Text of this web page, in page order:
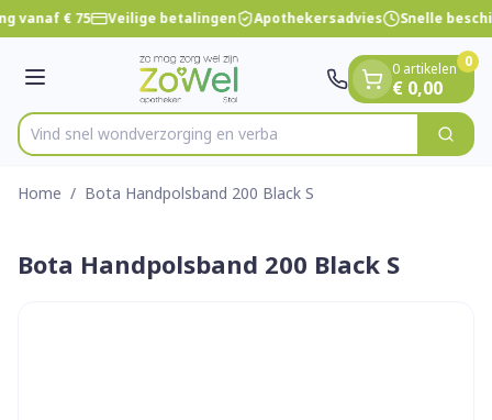
Ga naar de inhoud
1 van 1
vanaf € 75 Veilige betalingen Apothekersadvies Snelle
Menu
Product, merk, categorie...
Vind snel wondverzorging e Zoek
0 artikelen
€ 0,00
0
Home / Bota Handpolsband 200 Black S
Bota Handpolsband 200 Black S